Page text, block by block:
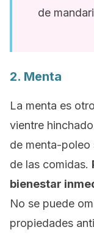
de
2. Menta
La menta es
vientre
de menta-poleo
de las comidas.
bienestar
No se puede
propiedades